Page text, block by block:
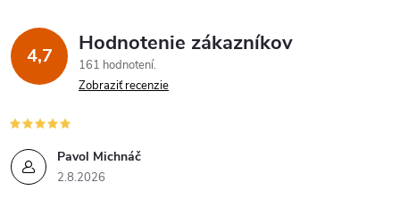
4,7 Hodnotenie zákazníkov
161 hodnotení
Zobraziť recenzie
Pavol Michnáč
2.8.2026